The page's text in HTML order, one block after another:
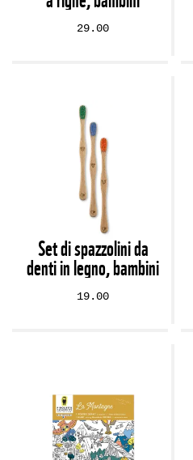
29.00
Set di spazzolini da
denti in legno, bambini
19.00